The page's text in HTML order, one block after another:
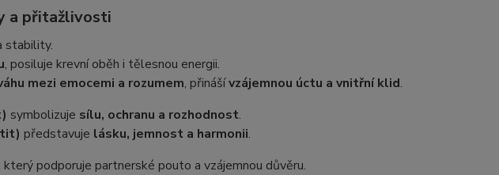
a přitažlivosti
stability.
, posiluje krevní oběh i tělesnou energii.
mezi emocemi a rozumem, přinášívzájemnou úctu a vnitřní klid.
symbolizuje sílu, ochranu a rozhodnost.
představuje lásku, jemnost a harmonii.
který podporuje partnerské pouto a vzájemnou důvěru.